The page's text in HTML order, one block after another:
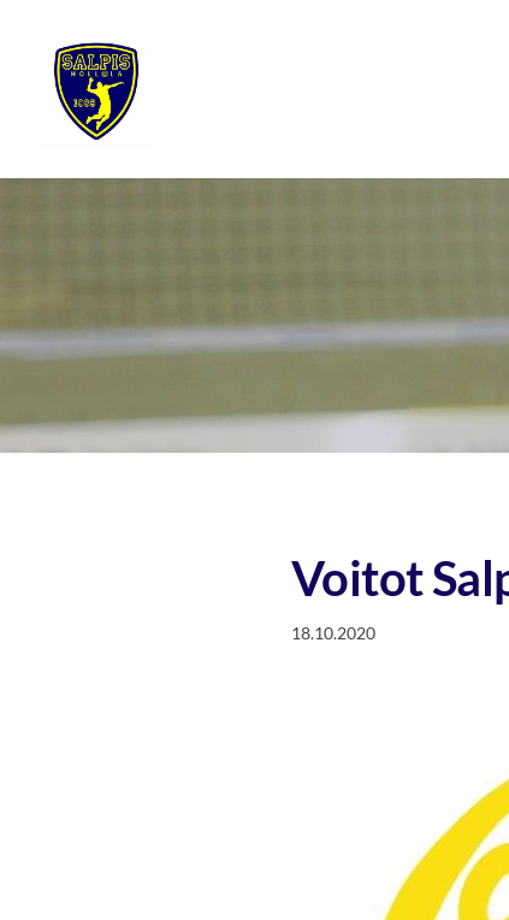
sisältöön
Sivuston etusivulle
Voitot
18.10.2020